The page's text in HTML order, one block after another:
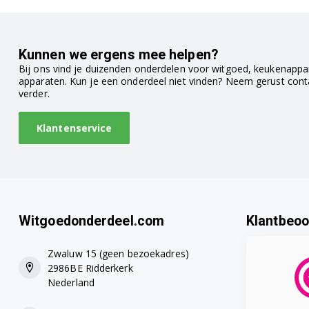
EN520.BL 0132193009
EN520.BL 0132193009EX1
EN520.BL 0132193014EX1
EN520.BL 0132193017EX1
Kunnen we ergens mee helpen?
Bij ons vind je duizenden onderdelen voor witgoed,
apparaten. Kun je een onderdeel niet vinden? Neem gerust
verder.
Klantenservice
Witgoedonderdeel.com
Zwaluw 15 (geen bezoekadres)
2986BE Ridderkerk
Nederland